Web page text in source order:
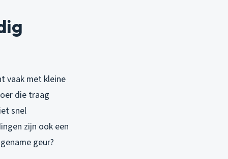
vaak met kleine
die traag
snel
zijn ook een
geur?